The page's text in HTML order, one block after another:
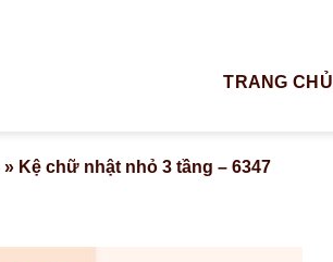
TRANG CHỦ
» Kệ chữ nhật nhỏ 3 tầng – 6347